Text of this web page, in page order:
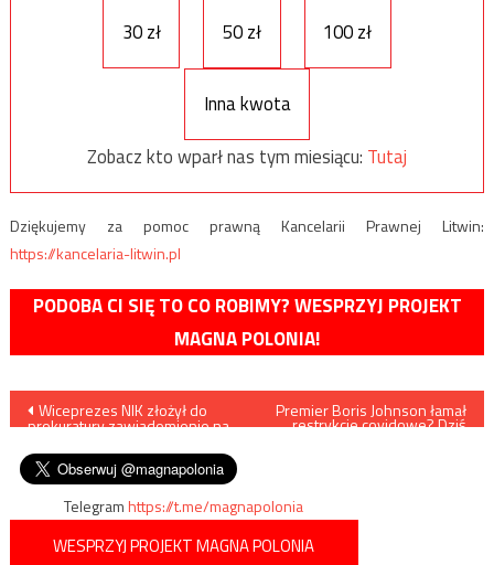
30 zł
50 zł 100 zł
Inna kwota
Zobacz kto wparł nas tym miesiącu: Tutaj
Dziękujemy za pomoc prawną Kancelarii Prawnej Litwin:
https://kancelaria-litwin.pl
PODOBA CI SIĘ TO CO ROBIMY? WESPRZYJ PROJEKT
MAGNA POLONIA!
Nawigacja
wpisu
Wiceprezes NIK złożył do
prokuratury zawiadomienie na
Premier Boris Johnson łamał
restrykcje covidowe? Dziś
Telegramhttps://t.me/magnapolonia
WESPRZYJ PROJEKT MAGNA POLONIA